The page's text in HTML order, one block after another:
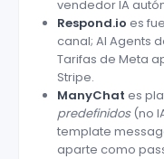
vendedor IA
Respond.io es
canal; AI Agents
Tarifas de Meta
Stripe.
ManyChat es
predefinidos(no
template
aparte como